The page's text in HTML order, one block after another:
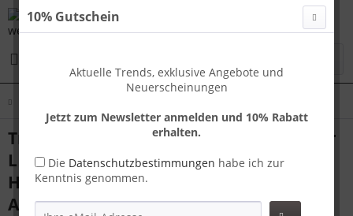
Travelhouse London Handgepäck Koffer
L Gold 75 x 48 x 26 cm | Polycarbonat-
Hartschale | TSA-Schloss,
Aluminiumrahmen
10% Gutschein
Aktuelle Trends, exklusive Angebote und
Neuerscheinungen
Jetzt zum Newsletter anmelden und 10% Rabatt
erhalten.
Die Datenschutzbestimmungen habe ich zur
Kenntnis genommen.